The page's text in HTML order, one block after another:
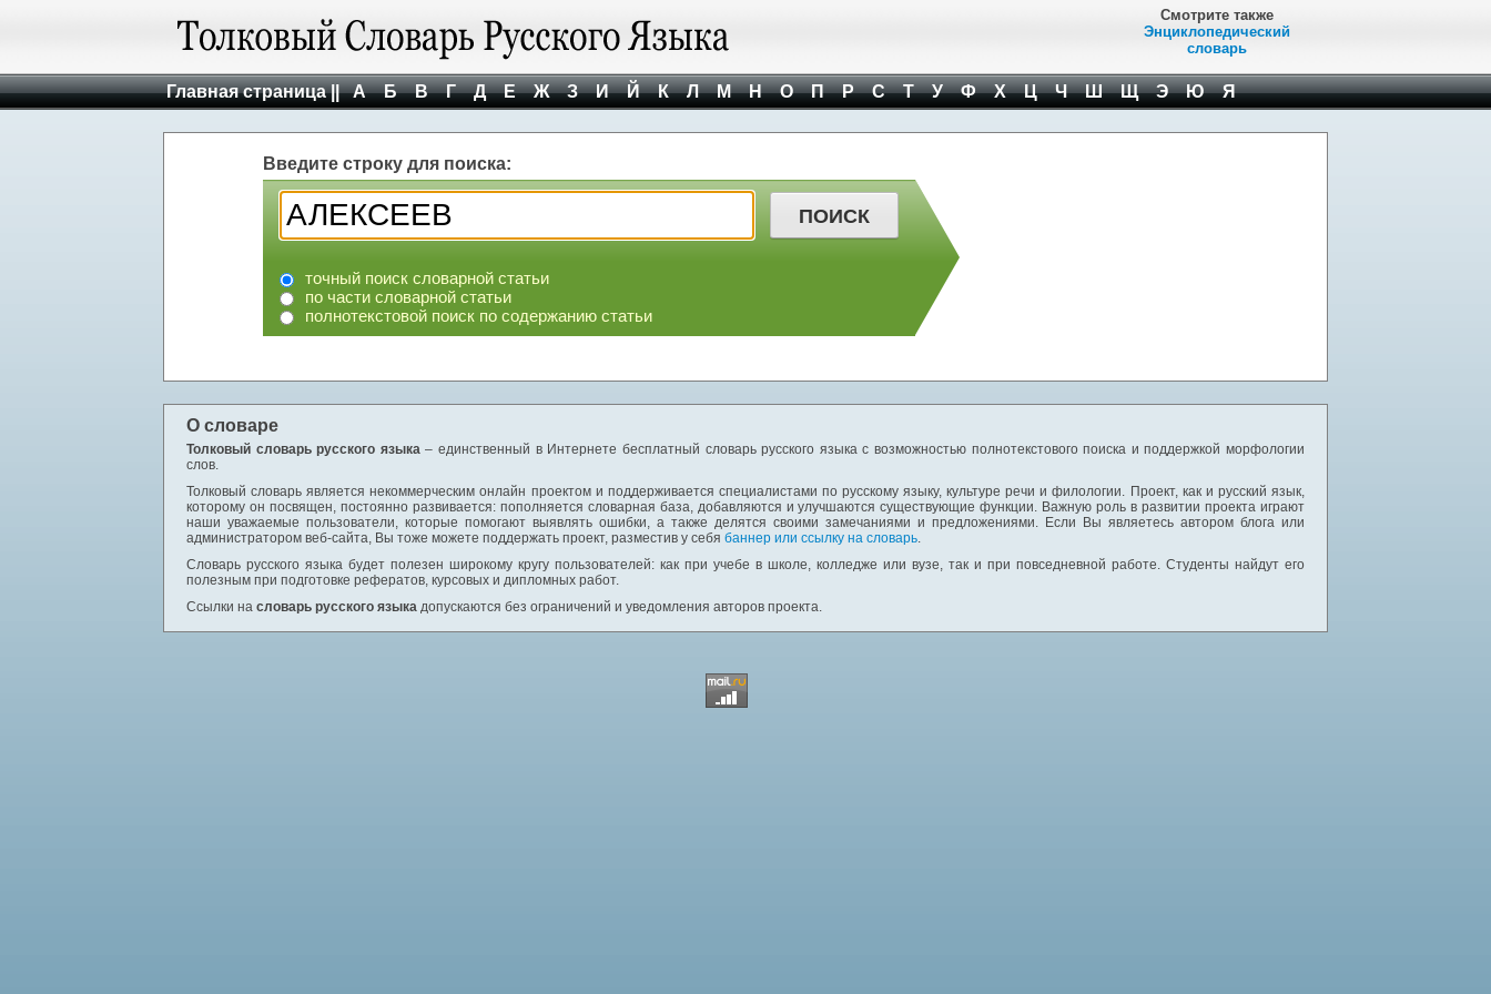
Смотрите также
Энциклопедический
словарь
Главная страница || А Б В Г Д Е Ж З И Й К Л М Н О П Р С Т У Ф Х Ц Ч Ш Щ Э Ю Я
Введите строку для поиска:
точный поиск словарной статьи
по части словарной статьи
полнотекстовой поиск по содержанию статьи
О словаре
Толковый словарь русского языка– единственный в Интернете бесплатный словарь русского языка с возможностью полнотекстового поиска и поддержкой морфологии
слов.
Толковый словарь является некоммерческим онлайн проектом и поддерживается специалистами по русскому языку, культуре речи и филологии. Проект, как и русский язык,
которому он посвящен, постоянно развивается: пополняется словарная база, добавляются и улучшаются существующие функции. Важную роль в развитии проекта играют
наши уважаемые пользователи, которые помогают выявлять ошибки, а также делятся своими замечаниями и предложениями. Если Вы являетесь автором блога или
администратором веб-сайта, Вы тоже можете поддержать проект, разместив у себя баннер или ссылку на словарь.
Словарь русского языка будет полезен широкому кругу пользователей: как при учебе в школе, колледже или вузе, так и при повседневной работе. Студенты найдут его
полезным при подготовке рефератов, курсовых и дипломных работ.
Ссылки на словарь русского языка допускаются без ограничений и уведомления авторов проекта.